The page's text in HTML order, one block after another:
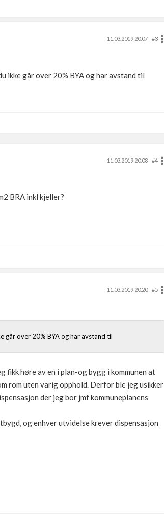
11.03.2019 20.07
#3
ikke går over 20% BYA og har avstand til
11.03.2019 20.08
#4
BRA inkl kjeller?
11.03.2019 20.20
#5
går over 20% BYA og har avstand til
fikk høre av en i plan-og bygg i kommunen at
rom uten varig opphold. Derfor ble jeg usikker
der jeg bor jmf kommuneplanens
og enhver utvidelse krever dispensasjon